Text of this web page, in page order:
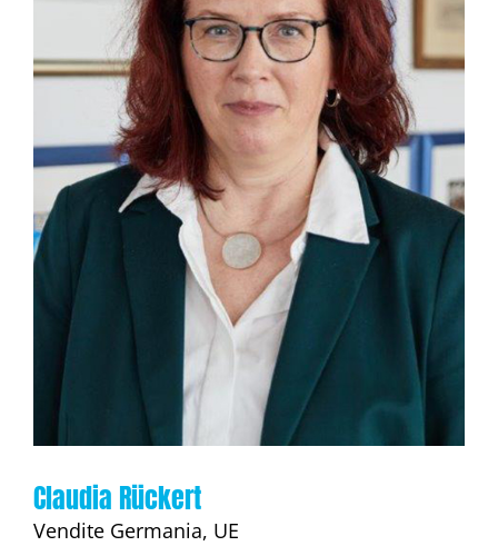
Claudia Rückert
Vendite Germania, UE